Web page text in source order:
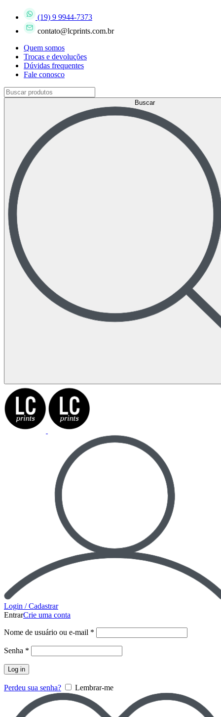
(19) 9 9944-7373
contato@lcprints.com.br
Quem somos
Trocas e devoluções
Dúvidas frequentes
Fale conosco
Buscar
Login / Cadastrar
EntrarCrie uma conta
Nome de usuário ou e-mail *
Senha *
Log in
Perdeu sua senha? Lembrar-me